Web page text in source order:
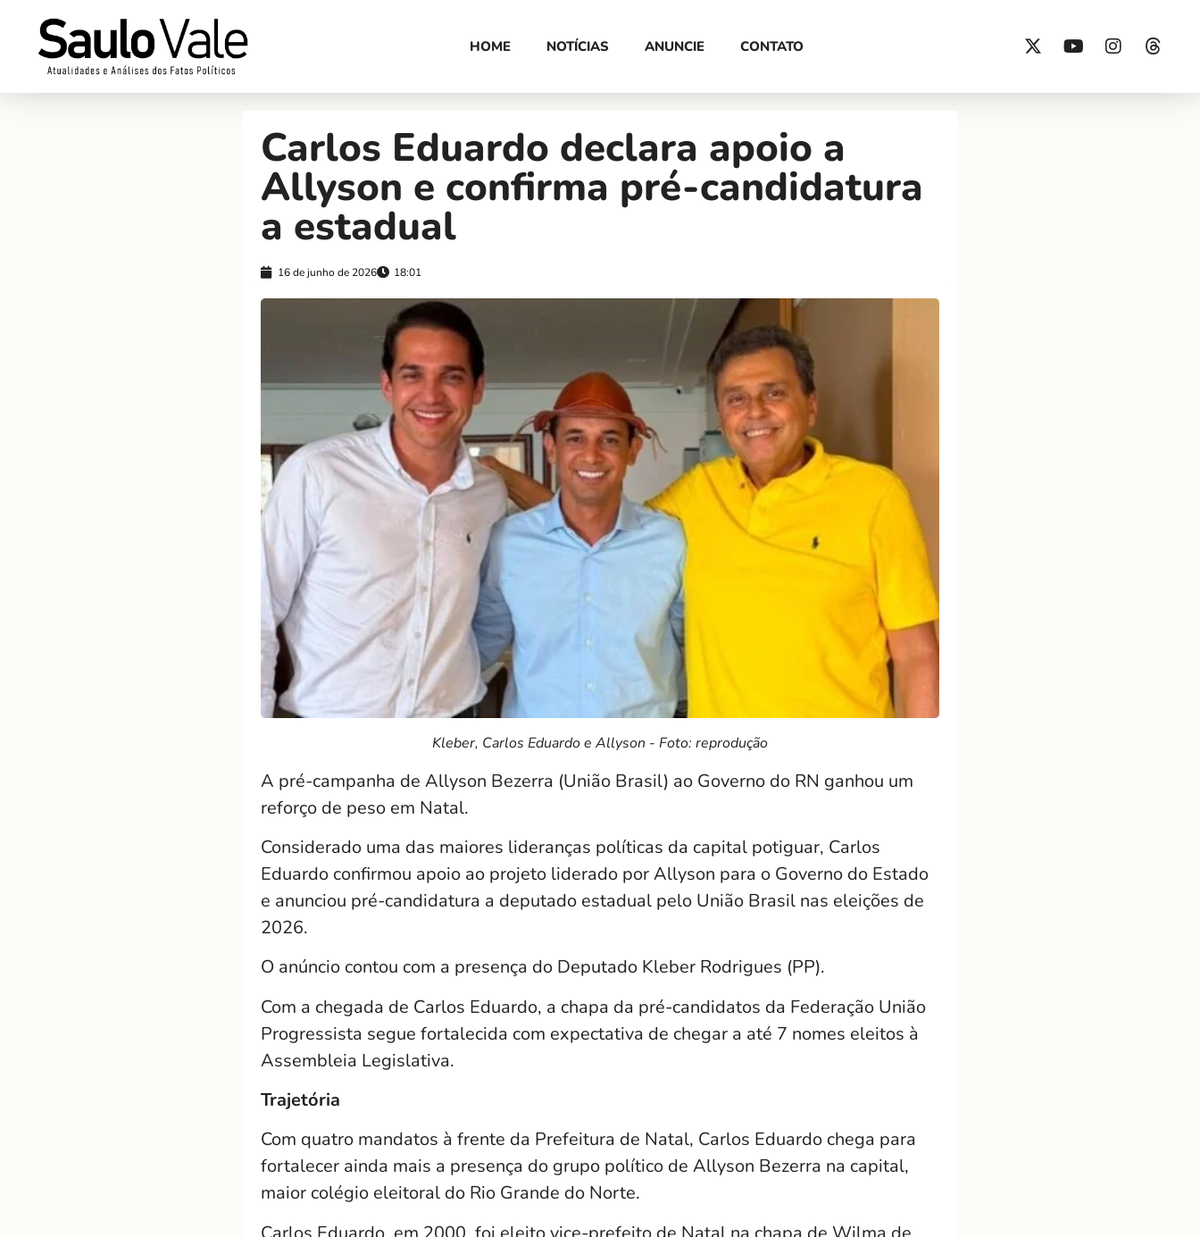
HOME NOTÍCIAS ANUNCIE CONTATO
Carlos Eduardo declara apoio a
Allyson e confirma pré-candidatura
a estadual
16 de junho de 2026 18:01
Kleber, Carlos Eduardo e Allyson - Foto: reprodução
A pré-campanha de Allyson Bezerra (União Brasil) ao Governo do RN ganhou um
reforço de peso em Natal.
Considerado uma das maiores lideranças políticas da capital potiguar, Carlos
Eduardo confirmou apoio ao projeto liderado por Allyson para o Governo do Estado
e anunciou pré-candidatura a deputado estadual pelo União Brasil nas eleições de
2026.
O anúncio contou com a presença do Deputado Kleber Rodrigues (PP).
Com a chegada de Carlos Eduardo, a chapa da pré-candidatos da Federação União
Progressista segue fortalecida com expectativa de chegar a até 7 nomes eleitos à
Assembleia Legislativa.
Trajetória
Com quatro mandatos à frente da Prefeitura de Natal, Carlos Eduardo chega para
fortalecer ainda mais a presença do grupo político de Allyson Bezerra na capital,
maior colégio eleitoral do Rio Grande do Norte.